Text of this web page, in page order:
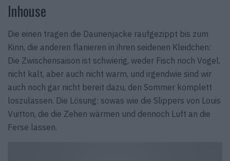
Inhouse
Die einen tragen die Daunenjacke raufgezippt bis zum
Kinn, die anderen flanieren in ihren seidenen Kleidchen:
Die Zwischensaison ist schwierig, weder Fisch noch Vogel,
nicht kalt, aber auch nicht warm, und irgendwie sind wir
auch noch gar nicht bereit dazu, den Sommer komplett
loszulassen. Die Lösung: sowas wie die Slippers von Louis
Vuitton, die die Zehen wärmen und dennoch Luft an die
Ferse lassen.